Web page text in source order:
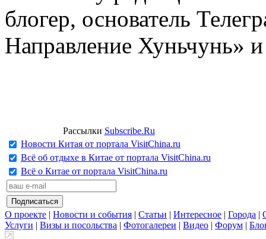
блогер, основатель
Направление Хуньчунь»
Рассылки Subscribe.Ru
Новости Китая от портала VisitChina.ru
Всё об отдыхе в Китае от портала VisitChina.ru
Всё о Китае от портала VisitChina.ru
О проекте | Новости и события | Статьи | Интересное | Города |
Услуги | Визы и посольства | Фотогалереи | Видео | Форум |